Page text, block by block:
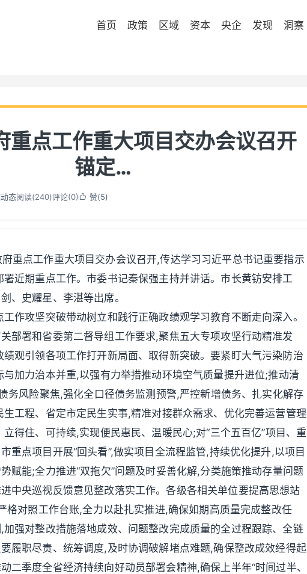
首页 政策 区域 资本 央企 发现 洞察
重点工作重大项目交办会议召开
锚定…
态阅读(241)评论(0) 赞(5)
重点工作重大项目交办会议召开,传达学习习近平总书记重要指示
近期重点工作。市委书记秦保强主持并讲话。市长黄钫安排工
、史耀星、李湛等出席。
作攻坚突破带动树立和践行正确政绩观学习教育不断走向深入。
部署和省委第二督导组工作要求,聚焦五大专项攻坚行动精准发
观引领各项工作打开新局面、取得新突破。要紧盯大气污染防治
加力治本并重,以强有力举措推动环境空气质量提升进位;推动清
务风险聚焦,强化全口径债务监测预警,严控新增债务、扎实化解存
工程、省定市定民生实事,精准对接群众需求、优化完善运营管理
得住、可持续,实现便民惠民、温暖民心;对“三个五百亿”项目、重
重点项目开展“回头看”,做实项目全流程监管,持续优化提升,以项目
赋能;全力推进“双拖欠”问题及时妥善化解,分类施策推动存量问题
中央巡视反馈意见整改落实工作。各级各相关单位要提高思想站
格对照工作台账,全力以赴扎实推进,确保如期高质量完成整改任
强对整改措施落地成效、问题整改完成质量的全过程跟踪、全链
履职尽责、统筹调度,及时协调破解堵点难题,确保整改成效经得起
二季度全省经济持续向好动员部署会精神,确保上半年“时间过半、